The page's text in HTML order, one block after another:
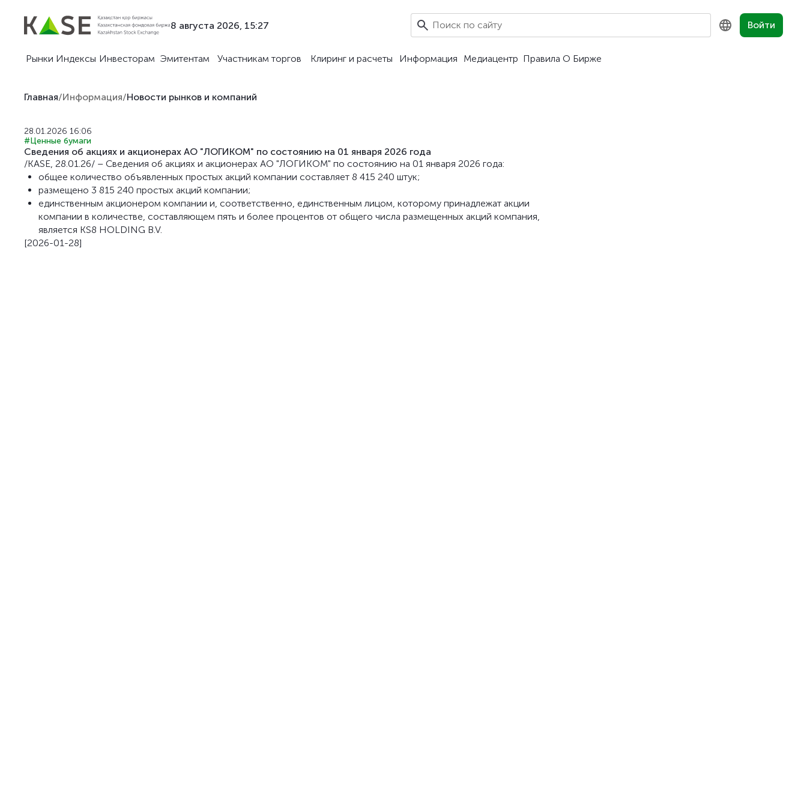
8 августа 2026, 15:27 Войти
Рынки Индексы Инвесторам Эмитентам Участникам торгов Клиринг и расчеты Информация Медиацентр Правила О Бирже
Главная/Информация/Новости рынков и компаний
28.01.2026 16:06
#Ценные бумаги
Сведения об акциях и акционерах АО "ЛОГИКОМ" по состоянию на 01 января 2026 года
/KASE, 28.01.26/ – Сведения об акциях и акционерах АО "ЛОГИКОМ" по состоянию на 01 января 2026 года:
общее количество объявленных простых акций компании составляет 8 415 240 штук;
размещено 3 815 240 простых акций компании;
единственным акционером компании и, соответственно, единственным лицом, которому принадлежат акции
компании в количестве, составляющем пять и более процентов от общего числа размещенных акций компания,
является KS8 HOLDING B.V.
[2026-01-28]